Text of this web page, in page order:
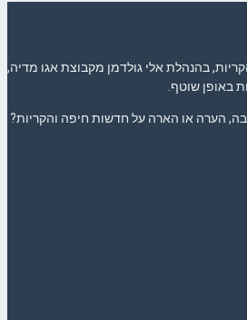
בהנהלת אלי גולדמן מקבוצת אגו מדיה,
באופן שוטף.
הערה או הארה על חדשות חיפה והקריות?